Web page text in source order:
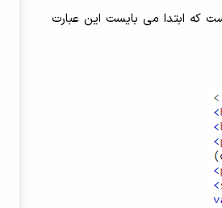
که ابتدا می بایست این عبارت